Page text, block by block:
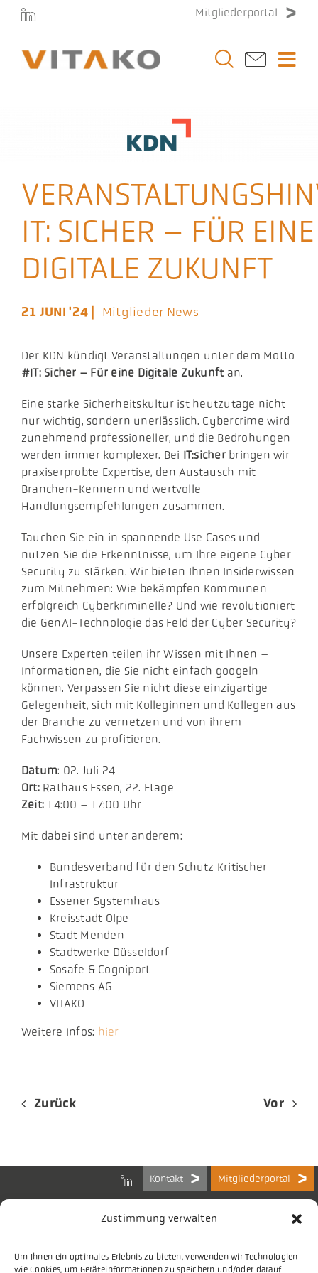
Zustimmung verwalten
Um Ihnen ein optimales Erlebnis zu bieten, verwenden wir Technologien
wie Cookies, um Geräteinformationen zu speichern und/oder darauf
Zum
springen
Mitgliederportal
Stellenmarkt
Veranstaltungen
Podcast
IT: SICHER – FÜR EINE
DIGITALE ZUKUNFT
21 JUNI '24 | Mitglieder News
Der KDN kündigt Veranstaltungen unter dem Motto
#IT: Sicher – Für eine Digitale Zukunftan.
Eine starke Sicherheitskultur ist heutzutage nicht
nur wichtig, sondern unerlässlich. Cybercrime wird
zunehmend professioneller, und die Bedrohungen
werden immer komplexer. Bei IT:sicherbringen wir
praxiserprobte Expertise, den Austausch mit
Branchen-Kennern und wertvolle
Handlungsempfehlungen zusammen.
Tauchen Sie ein in spannende Use Cases und
nutzen Sie die Erkenntnisse, um Ihre eigene Cyber
Security zu stärken. Wir bieten Ihnen Insiderwissen
zum Mitnehmen: Wie bekämpfen Kommunen
erfolgreich Cyberkriminelle? Und wie revolutioniert
die GenAI-Technologie das Feld der Cyber Security?
Unsere Experten teilen ihr Wissen mit Ihnen –
Informationen, die Sie nicht einfach googeln
können. Verpassen Sie nicht diese einzigartige
Gelegenheit, sich mit Kolleginnen und Kollegen aus
der Branche zu vernetzen und von ihrem
Fachwissen zu profitieren.
Datum: 02. Juli 24
Ort:Rathaus Essen, 22. Etage
Zeit: 14:00 – 17:00 Uhr
Mit dabei sind unter anderem:
Bundesverband für den Schutz Kritischer
Infrastruktur
Essener Systemhaus
Kreisstadt Olpe
Stadt Menden
Stadtwerke Düsseldorf
Sosafe & Cogniport
Siemens AG
VITAKO
Weitere Infos: hier
Zurück Vor
Kontakt Mitgliederportal
Bundes-Arbeitsgemeinschaft